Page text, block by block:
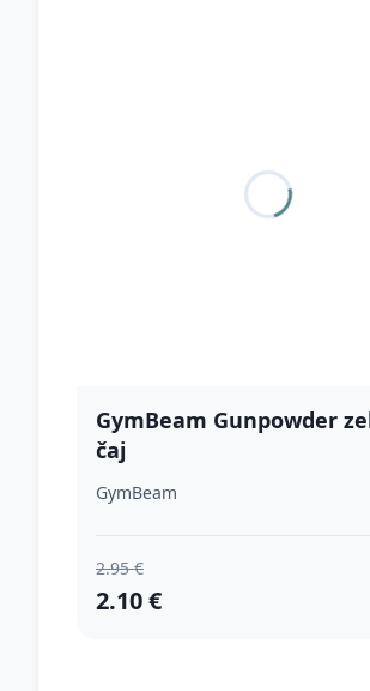
GymBeam Gunpowder
čaj
GymBeam
2.95 €
2.10 €